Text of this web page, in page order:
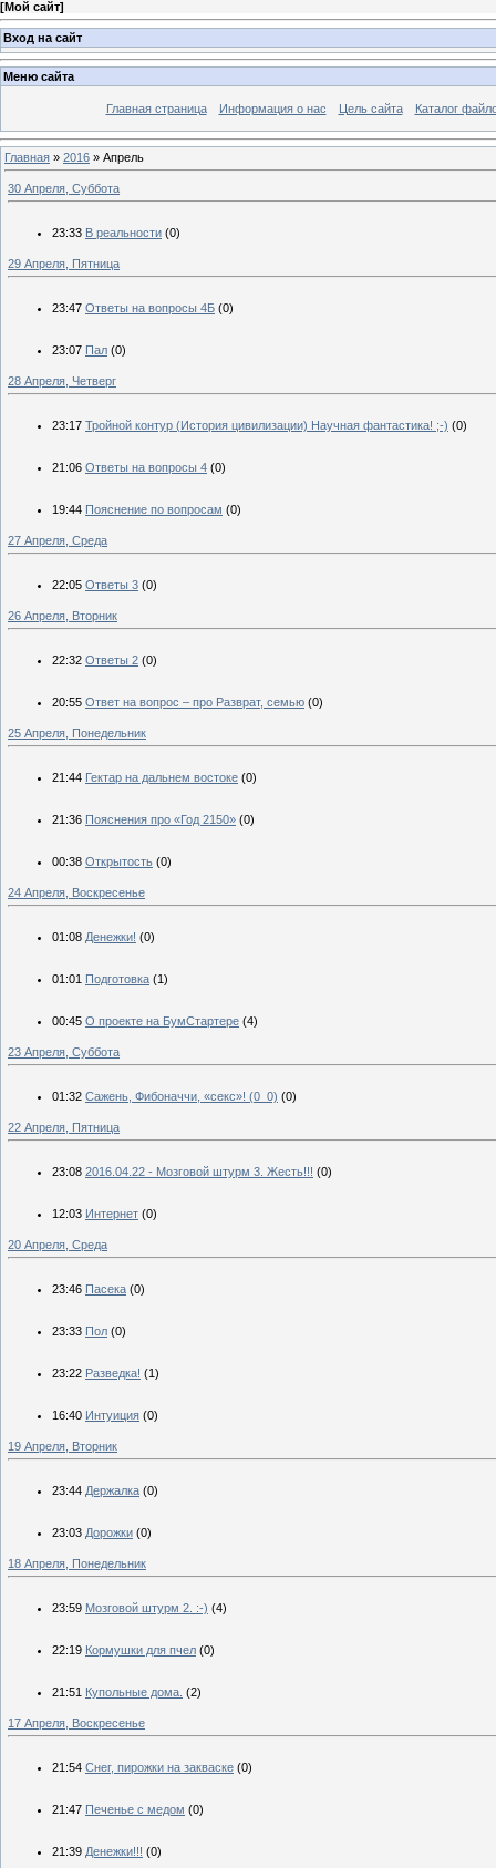
[Мой сайт]
Вход на сайт
Меню сайта
Главная страница Информация о нас Цель сайта Каталог
Главная » 2016 » Апрель
30 Апреля, Суббота
23:33 В реальности (0)
29 Апреля, Пятница
23:47 Ответы на вопросы 4Б (0)
23:07 Пал (0)
28 Апреля, Четверг
23:17 Тройной контур (История цивилизации) Научная фантастика! ;-) (0)
21:06 Ответы на вопросы 4 (0)
19:44 Пояснение по вопросам (0)
27 Апреля, Среда
22:05 Ответы 3 (0)
26 Апреля, Вторник
22:32 Ответы 2 (0)
20:55 Ответ на вопрос – про Разврат, семью (0)
25 Апреля, Понедельник
21:44 Гектар на дальнем востоке (0)
21:36 Пояснения про «Год 2150» (0)
00:38 Открытость (0)
24 Апреля, Воскресенье
01:08 Денежки! (0)
01:01 Подготовка (1)
00:45 О проекте на БумСтартере (4)
23 Апреля, Суббота
01:32 Сажень, Фибоначчи, «секс»! (0_0) (0)
22 Апреля, Пятница
23:08 2016.04.22 - Мозговой штурм 3. Жесть!!! (0)
12:03 Интернет (0)
20 Апреля, Среда
23:46 Пасека (0)
23:33 Пол (0)
23:22 Разведка! (1)
16:40 Интуиция (0)
19 Апреля, Вторник
23:44 Держалка (0)
23:03 Дорожки (0)
18 Апреля, Понедельник
23:59 Мозговой штурм 2. :-) (4)
22:19 Кормушки для пчел (0)
21:51 Купольные дома. (2)
17 Апреля, Воскресенье
21:54 Снег, пирожки на закваске (0)
21:47 Печенье с медом (0)
21:39 Денежки!!! (0)